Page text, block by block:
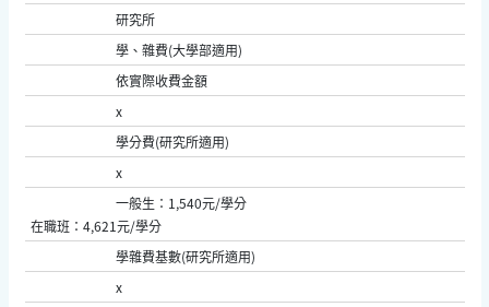
研究所
學、雜費(大學部適用)
依實際收費金額
x
學分費(研究所適用)
x
一般生：1,540元/學分
在職班：4,621元/學分
學雜費基數(研究所適用)
x